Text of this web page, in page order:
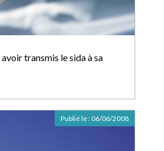
transmis le sida à sa
Publié le : 06/06/2008